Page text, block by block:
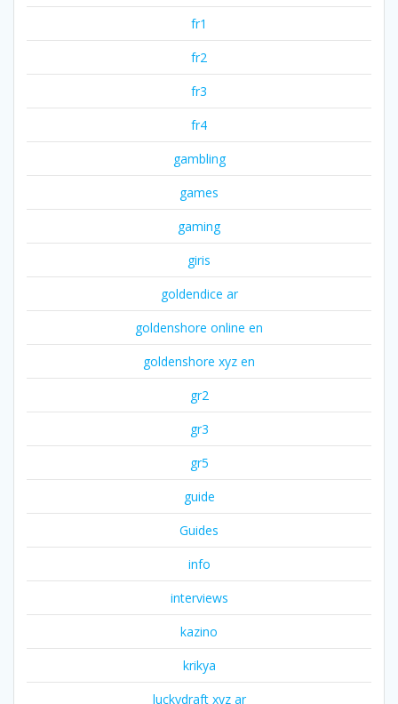
fr1
fr2
fr3
fr4
gambling
games
gaming
giris
goldendice ar
goldenshore online en
goldenshore xyz en
gr2
gr3
gr5
guide
Guides
info
interviews
kazino
krikya
luckydraft xyz ar